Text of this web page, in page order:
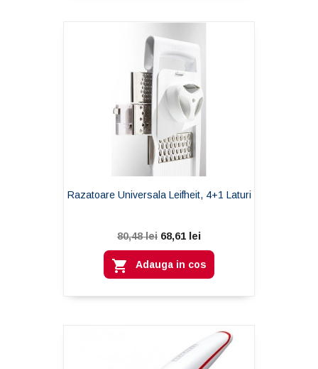
Razatoare Universala Leifheit, 4+1 Laturi
80,48 lei 68,61 lei
 Adauga in cos